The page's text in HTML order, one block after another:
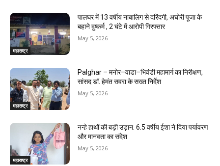
महाराष्ट्र
पालघर में 13 वर्षीय नाबालिग से दरिंदगी, अघोरी पूजा के
बहाने दुष्कर्म , 2 घंटे में आरोपी गिरफ्तार
May 5, 2026
महाराष्ट्र
Palghar – मनोर–वाडा–भिवंडी महामार्ग का निरीक्षण,
सांसद डॉ. हेमंत सवरा के सख्त निर्देश
May 5, 2026
महाराष्ट्र
नन्हे हाथों की बड़ी उड़ान: 6.5 वर्षीय ईशा ने दिया पर्यावरण
और मानवता का संदेश
May 5, 2026